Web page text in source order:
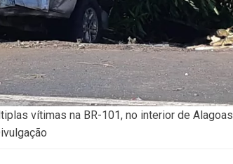
vítimas na BR-101, no interior de Alagoas